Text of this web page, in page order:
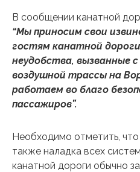
В сообщении канатной
“Мы приносим свои
гостям канатной
неудобства, вызванные
воздушной трассы на
работаем во благо
пассажиров”.
Необходимо отметить,
также наладка всех
канатной дороги обычно